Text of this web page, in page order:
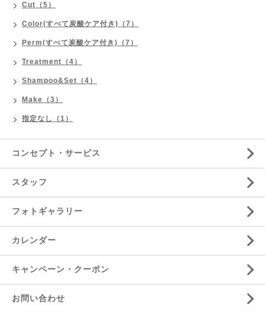
Cut（5）
Color(すべて炭酸ケア付き)（7）
Perm(すべて炭酸ケア付き)（7）
Treatment（4）
Shampoo&Set（4）
Make（3）
指定なし（1）
コンセプト・サービス
スタッフ
フォトギャラリー
カレンダー
キャンペーン・クーポン
お問い合わせ